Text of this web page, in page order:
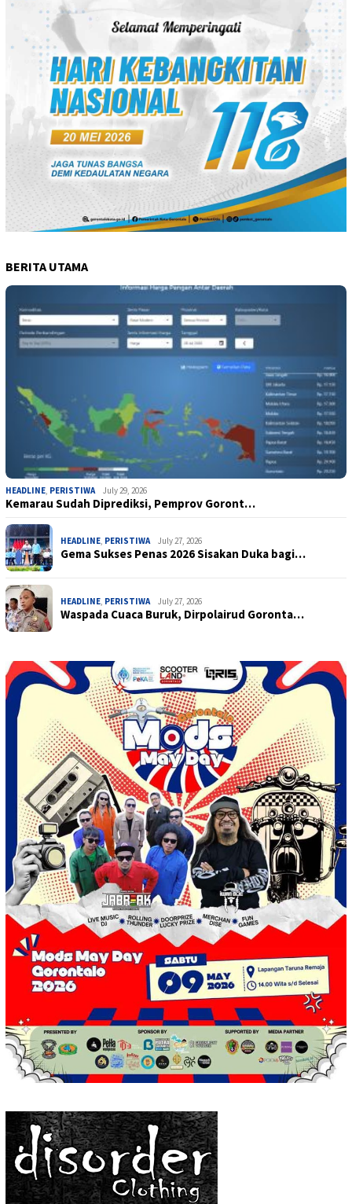
BERITA UTAMA
HEADLINE PERISTIWA July 29, 2026
Kemarau Sudah Diprediksi, Pemprov Goront…
HEADLINE PERISTIWA July 27, 2026
Gema Sukses Penas 2026 Sisakan Duka bagi…
HEADLINE PERISTIWA July 27, 2026
Waspada Cuaca Buruk, Dirpolairud Goronta…